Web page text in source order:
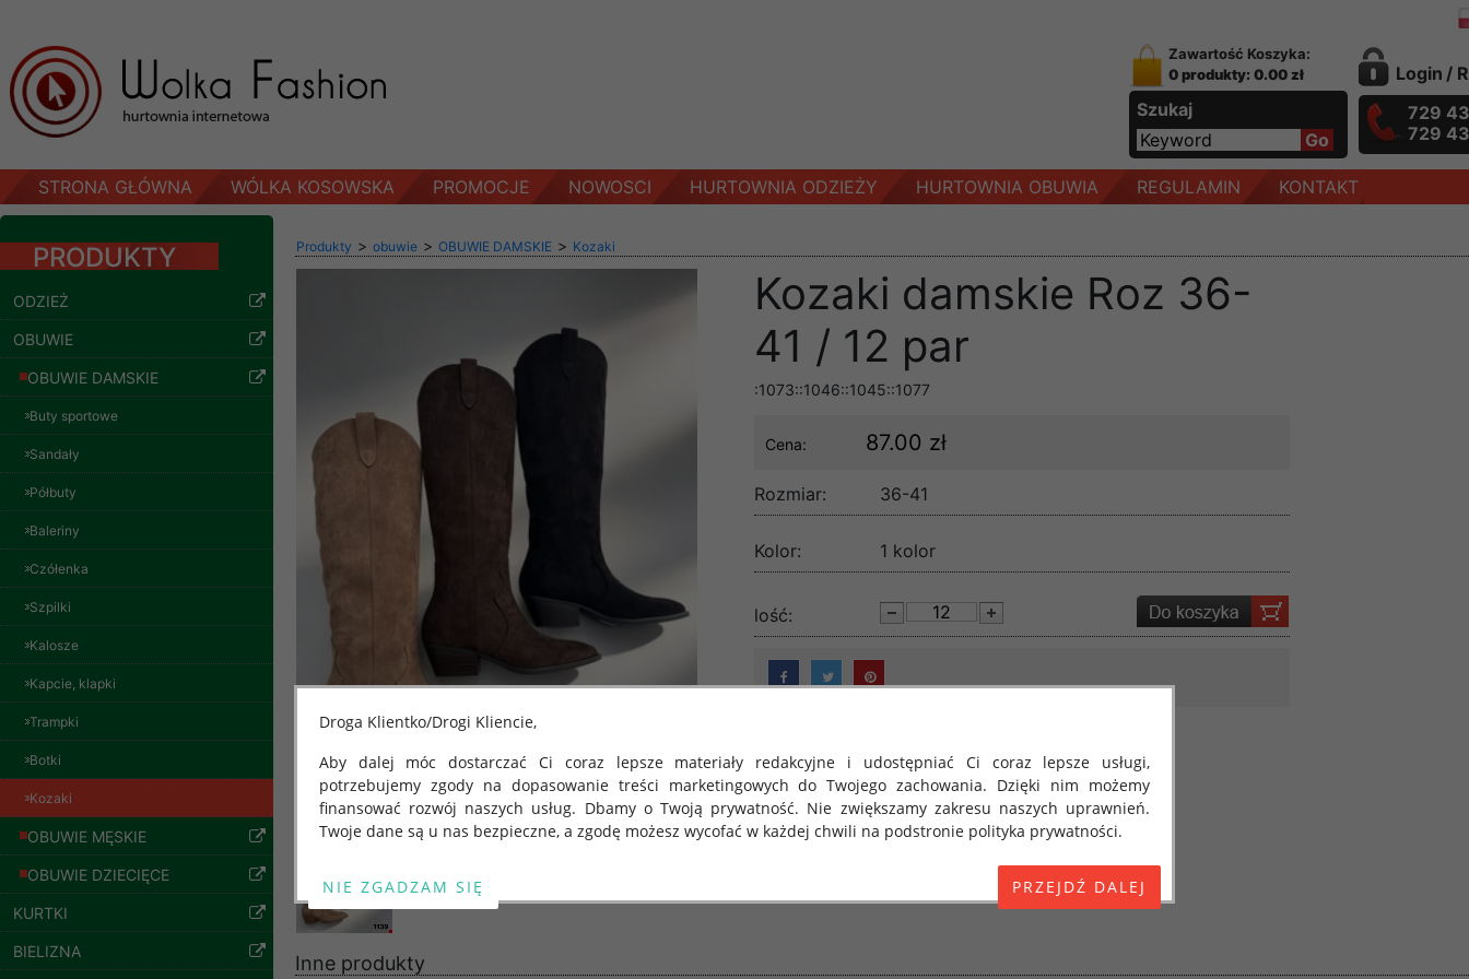
Zawartość Koszyka:
0 produkty: 0.00 zł
Szukaj
Login /
729
729
STRONA GŁÓWNA WÓLKA KOSOWSKA PROMOCJE NOWOSCI HURTOWNIA ODZIEŻY HURTOWNIA OBUWIA REGULAMIN KONTAKT
PRODUKTY
ODZIEŻ
OBUWIE
OBUWIE DAMSKIE
Buty sportowe
Sandały
Półbuty
Baleriny
Czółenka
Szpilki
Kalosze
Kapcie, klapki
Trampki
Botki
Kozaki
OBUWIE MĘSKIE
OBUWIE DZIECIĘCE
KURTKI
BIELIZNA
Spodnie damskie
jeansy Roz 29-36, 1
Kolor Paczka 10 szt
57.00 zł
szczegóły
Produkty > obuwie > OBUWIE DAMSKIE > Kozaki
Kozaki damskie Roz 36-
41 / 12 par
:1073::1046::1045::1077
Cena: 87.00 zł
Rozmiar: 36-41
Kolor: 1 kolor
lość:
Inne produkty
Droga Klientko/Drogi Kliencie,
Aby dalej móc dostarczać Ci coraz lepsze materiały redakcyjne i udostępniać Ci coraz lepsze usługi,
potrzebujemy zgody na dopasowanie treści marketingowych do Twojego zachowania. Dzięki nim możemy
finansować rozwój naszych usług. Dbamy o Twoją prywatność. Nie zwiększamy zakresu naszych uprawnień.
Twoje dane są u nas bezpieczne, a zgodę możesz wycofać w każdej chwili na podstronie polityka prywatności.
Od 25 maja 2018 roku obowiązuje Rozporządzenie Parlamentu Europejskiego i Rady (UE) 2016/679 z dnia 27
kwietnia 2016 r. w sprawie ochrony osób fizycznych w związku z przetwarzaniem danych osobowych i w sprawie
swobodnego przepływu takich danych oraz uchylenia dyrektywy 95/46/WE (określane jako "RODO", "ORODO",
przetwarzaniu Twoich danych oraz zasadach, na jakich odbywa się to po dniu 25 maja 2018 roku. Poniżej